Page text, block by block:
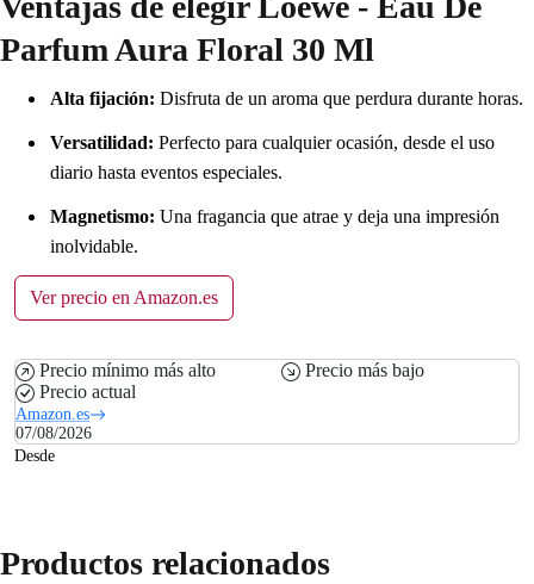
Parfum Aura Floral 30 Ml
Alta fijación: Disfruta de un aroma que perdura durante horas.
Versatilidad: Perfecto para cualquier ocasión, desde el uso
diario hasta eventos especiales.
Magnetismo: Una fragancia que atrae y deja una impresión
inolvidable.
Ver precio en Amazon.es
Precio mínimo más alto
Precio más bajo
Precio actual
Amazon.es
07/08/2026
Desde
Productos relacionados